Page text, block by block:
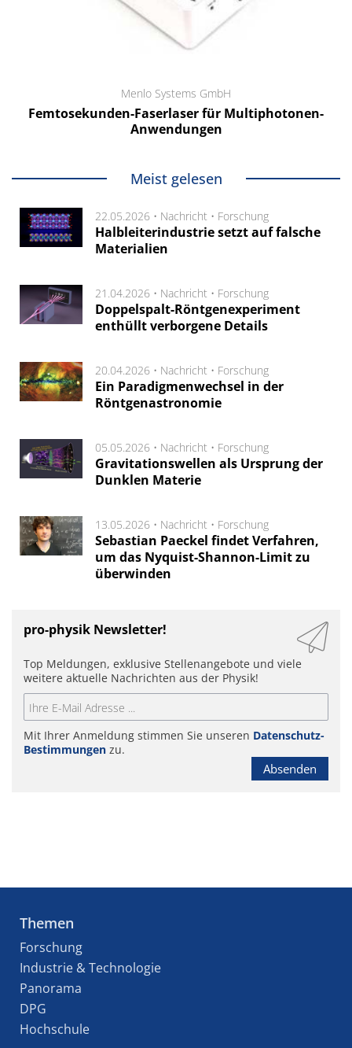
Menlo Systems GmbH
Femtosekunden-Faserlaser für Multiphotonen-
Anwendungen
Meist gelesen
22.05.2026 • Nachricht • Forschung
Halbleiterindustrie setzt auf falsche
Materialien
21.04.2026 • Nachricht • Forschung
Doppelspalt-Röntgenexperiment
enthüllt verborgene Details
20.04.2026 • Nachricht • Forschung
Ein Paradigmenwechsel in der
Röntgenastronomie
05.05.2026 • Nachricht • Forschung
Gravitationswellen als Ursprung der
Dunklen Materie
13.05.2026 • Nachricht • Forschung
Sebastian Paeckel findet Verfahren,
um das Nyquist-Shannon-Limit zu
überwinden
pro-physik Newsletter!
Top Meldungen, exklusive Stellenangebote und viele
weitere aktuelle Nachrichten aus der Physik!
Mit Ihrer Anmeldung stimmen Sie unseren Datenschutz-
Bestimmungen zu.
Absenden
Themen
Forschung
Industrie & Technologie
Panorama
DPG
Hochschule